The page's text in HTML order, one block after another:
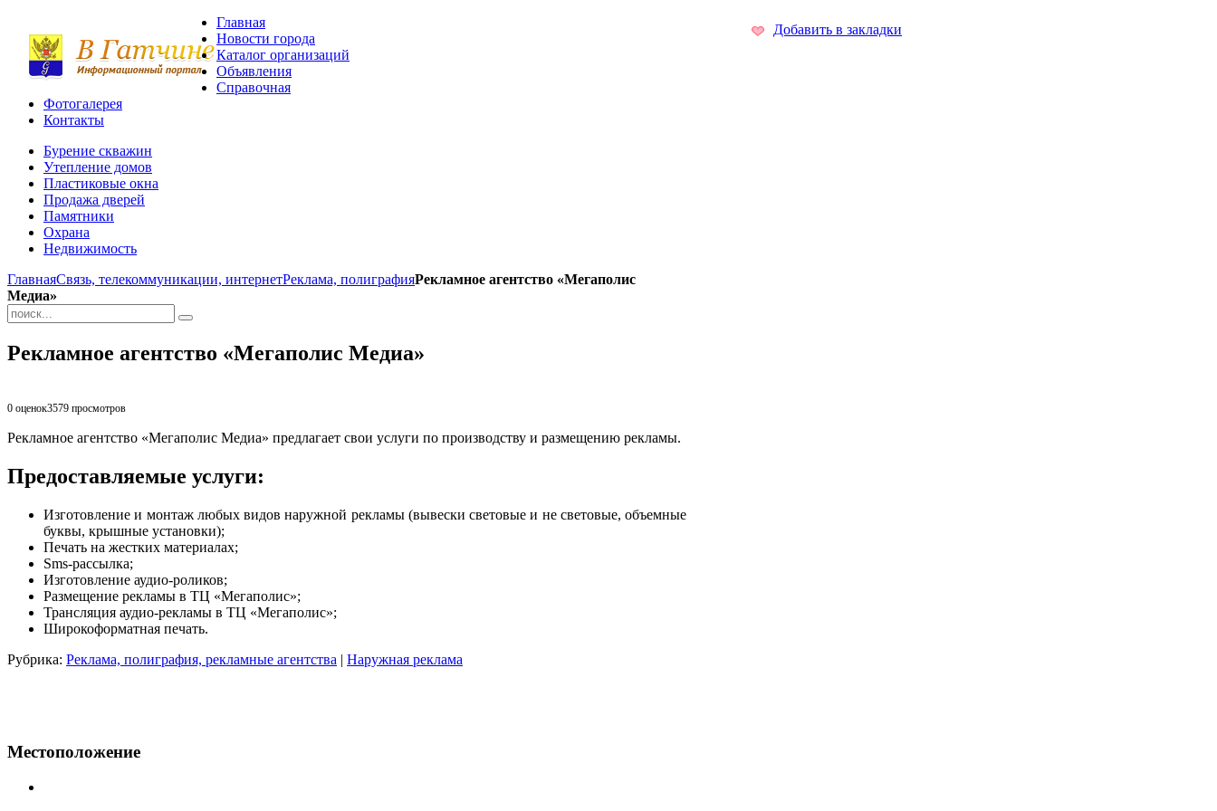
Добавить в закладки
Главная
Новости города
Каталог организаций
Объявления
Справочная
Фотогалерея
Контакты
Бурение скважин
Утепление домов
Пластиковые окна
Продажа дверей
Памятники
Охрана
Недвижимость
ГлавнаяСвязь, телекоммуникации, интернетРеклама, полиграфияРекламное агентство «Мегаполис
Медиа»
Рекламное агентство «Мегаполис Медиа»
0 оценок3579 просмотров
Рекламное агентство «Мегаполис Медиа» предлагает свои услуги по производству и размещению рекламы.
Предоставляемые услуги:
Изготовление и монтаж любых видов наружной рекламы (вывески световые и не световые, объемные
буквы, крышные установки);
Печать на жестких материалах;
Sms-рассылка;
Изготовление аудио-роликов;
Размещение рекламы в ТЦ «Мегаполис»;
Трансляция аудио-рекламы в ТЦ «Мегаполис»;
Широкоформатная печать.
Рубрика: Реклама, полиграфия, рекламные агентства | Наружная реклама
Местоположение